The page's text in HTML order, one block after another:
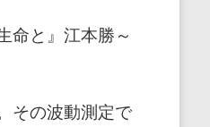
命と』江本勝～
その波動測定で